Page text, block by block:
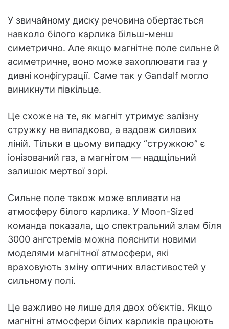
У звичайному диску речовина обертається
навколо білого карлика більш-менш
симетрично. Але якщо магнітне поле сильне й
асиметричне, воно може захоплювати газ у
дивні конфігурації. Саме так у Gandalf могло
виникнути півкільце.
Це схоже на те, як магніт утримує залізну
стружку не випадково, а вздовж силових
ліній. Тільки в цьому випадку “стружкою” є
іонізований газ, а магнітом — надщільний
залишок мертвої зорі.
Сильне поле також може впливати на
атмосферу білого карлика. У Moon-Sized
команда показала, що спектральний злам біля
3000 ангстремів можна пояснити новими
моделями магнітної атмосфери, які
враховують зміну оптичних властивостей у
сильному полі.
Це важливо не лише для двох об’єктів. Якщо
магнітні атмосфери білих карликів працюють